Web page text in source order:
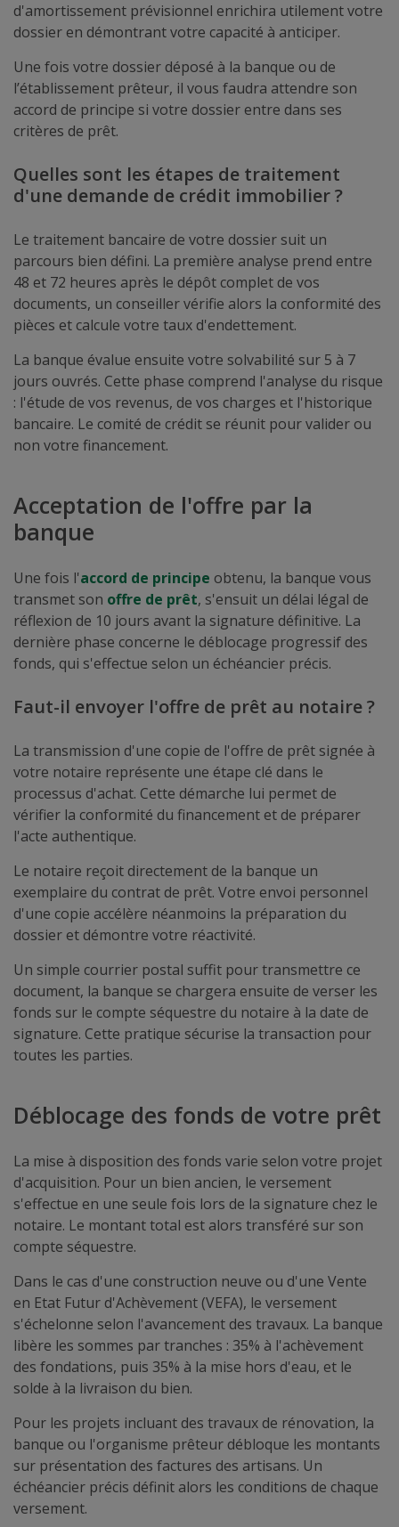
d'amortissement prévisionnel enrichira utilement votre
dossier en démontrant votre capacité à anticiper.
Une fois votre dossier déposé à la banque ou de
l’établissement prêteur, il vous faudra attendre son
accord de principe si votre dossier entre dans ses
critères de prêt.
Quelles sont les étapes de traitement
d'une demande de crédit immobilier ?
Le traitement bancaire de votre dossier suit un
parcours bien défini. La première analyse prend entre
48 et 72 heures après le dépôt complet de vos
documents, un conseiller vérifie alors la conformité des
pièces et calcule votre taux d'endettement.
La banque évalue ensuite votre solvabilité sur 5 à 7
jours ouvrés. Cette phase comprend l'analyse du risque
: l'étude de vos revenus, de vos charges et l'historique
bancaire. Le comité de crédit se réunit pour valider ou
non votre financement.
Acceptation de l'offre par la
banque
Une fois l'accord de principe obtenu, la banque vous
transmet son offre de prêt, s'ensuit un délai légal de
réflexion de 10 jours avant la signature définitive. La
dernière phase concerne le déblocage progressif des
fonds, qui s'effectue selon un échéancier précis.
Faut-il envoyer l'offre de prêt au notaire ?
La transmission d'une copie de l'offre de prêt signée à
votre notaire représente une étape clé dans le
processus d'achat. Cette démarche lui permet de
vérifier la conformité du financement et de préparer
l'acte authentique.
Le notaire reçoit directement de la banque un
exemplaire du contrat de prêt. Votre envoi personnel
d'une copie accélère néanmoins la préparation du
dossier et démontre votre réactivité.
Un simple courrier postal suffit pour transmettre ce
document, la banque se chargera ensuite de verser les
fonds sur le compte séquestre du notaire à la date de
signature. Cette pratique sécurise la transaction pour
toutes les parties.
Déblocage des fonds de votre prêt
La mise à disposition des fonds varie selon votre projet
d'acquisition. Pour un bien ancien, le versement
s'effectue en une seule fois lors de la signature chez le
notaire. Le montant total est alors transféré sur son
compte séquestre.
Dans le cas d'une construction neuve ou d'une Vente
en Etat Futur d'Achèvement (VEFA), le versement
s'échelonne selon l'avancement des travaux. La banque
libère les sommes par tranches : 35% à l'achèvement
des fondations, puis 35% à la mise hors d'eau, et le
solde à la livraison du bien.
Pour les projets incluant des travaux de rénovation, la
banque ou l'organisme prêteur débloque les montants
sur présentation des factures des artisans. Un
échéancier précis définit alors les conditions de chaque
versement.